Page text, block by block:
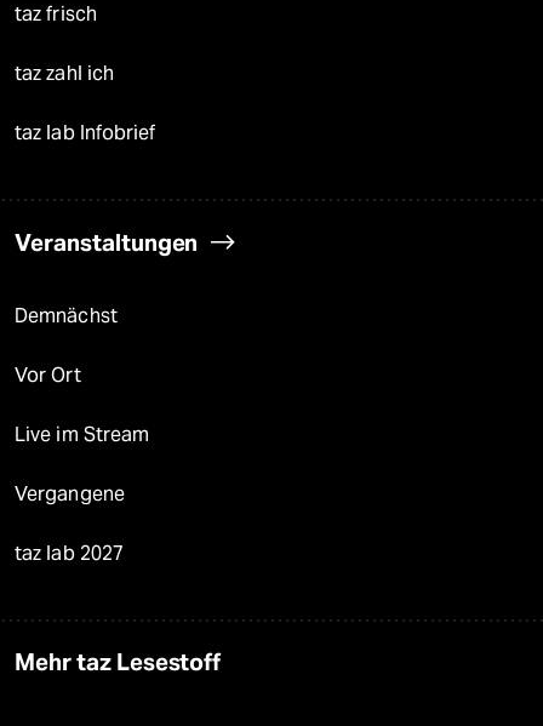
taz frisch
taz zahl ich
taz lab Infobrief
Veranstaltungen
Demnächst
Vor Ort
Live im Stream
Vergangene
taz lab 2027
Mehr taz Lesestoff